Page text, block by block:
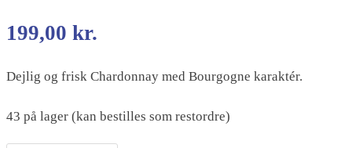
199,00 kr.
Dejlig og frisk Chardonnay med Bourgogne karaktér.
43 på lager (kan bestilles som restordre)